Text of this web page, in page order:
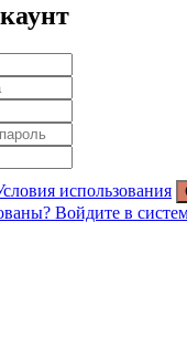
использования
Войдите в